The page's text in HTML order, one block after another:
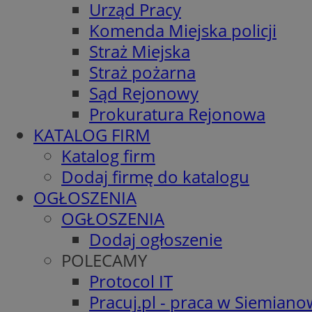
Urząd Pracy
Komenda Miejska policji
Straż Miejska
Straż pożarna
Sąd Rejonowy
Prokuratura Rejonowa
KATALOG FIRM
Katalog firm
Dodaj firmę do katalogu
OGŁOSZENIA
OGŁOSZENIA
Dodaj ogłoszenie
POLECAMY
Protocol IT
Pracuj.pl - praca w